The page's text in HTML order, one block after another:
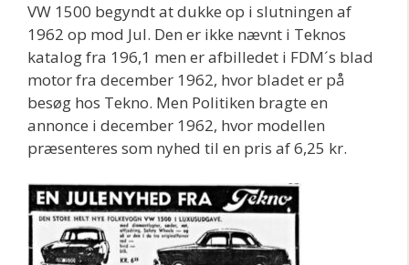
VW 1500 begyndt at dukke op i slutningen af
1962 op mod Jul. Den er ikke nævnt i Teknos
katalog fra 196,1 men er afbilledet i FDM´s blad
motor fra december 1962, hvor bladet er på
besøg hos Tekno. Men Politiken bragte en
annonce i december 1962, hvor modellen
præsenteres som nyhed til en pris af 6,25 kr.